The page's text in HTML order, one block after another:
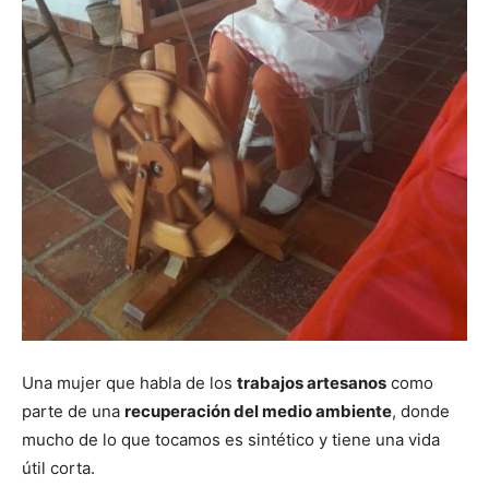
Una mujer que habla de los trabajos artesanos como
parte de una recuperación del medio ambiente, donde
mucho de lo que tocamos es sintético y tiene una vida
útil corta.